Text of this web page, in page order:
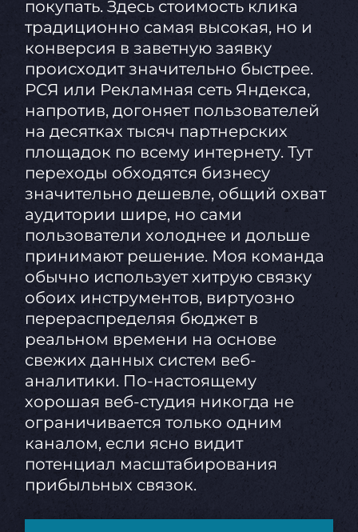
покупать. Здесь стоимость клика
традиционно самая высокая, но и
конверсия в заветную заявку
происходит значительно быстрее.
РСЯ или Рекламная сеть Яндекса,
напротив, догоняет пользователей
на десятках тысяч партнерских
площадок по всему интернету. Тут
переходы обходятся бизнесу
значительно дешевле, общий охват
аудитории шире, но сами
пользователи холоднее и дольше
принимают решение. Моя команда
обычно использует хитрую связку
обоих инструментов, виртуозно
перераспределяя бюджет в
реальном времени на основе
свежих данных систем веб-
аналитики. По-настоящему
хорошая веб-студия никогда не
ограничивается только одним
каналом, если ясно видит
потенциал масштабирования
прибыльных связок.